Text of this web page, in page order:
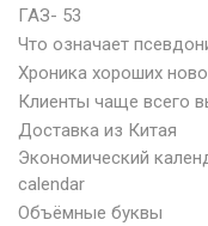
ГАЗ- 53
Что означает
Хроника хороших
Клиенты чаще всего
Доставка из Китая
Экономический
calendar
Объёмные буквы